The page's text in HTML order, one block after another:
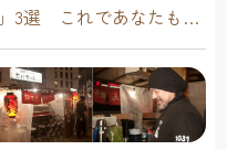
3選 これであなたも屋
！